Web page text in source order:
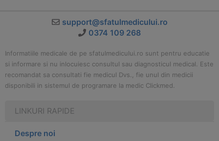
support@sfatulmedicului.ro
0374 109 268
Informatiile medicale de pe sfatulmedicului.ro sunt pentru educatie
si informare si nu inlocuiesc consultul sau diagnosticul medical. Este
recomandat sa consultati fie medicul Dvs., fie unul din medicii
disponibili in sistemul de programare la medic Clickmed.
LINKURI RAPIDE
Despre noi